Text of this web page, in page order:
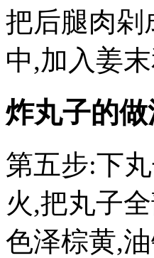
把后腿肉剁
中,加入姜
炸丸子的
第五步:下
火,把丸子
色泽棕黄,